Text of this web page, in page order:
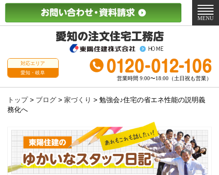
対応エリア
愛知・岐阜
営業時間 9:00〜18:00（土日祝も営業）
メ
ニ
MENU
トップ> ブログ > 家づくり > 勉強会♪住宅の省エネ性能の説明義
務化へ